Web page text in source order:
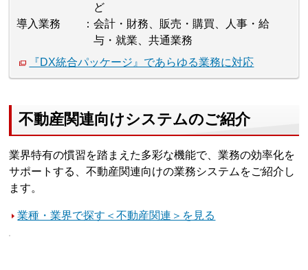
ど
導入業務
会計・財務、販売・購買、人事・給
与・就業、共通業務
『DX統合パッケージ』であらゆる業務に対応
不動産関連向けシステムのご紹介
業界特有の慣習を踏まえた多彩な機能で、業務の効率化を
サポートする、不動産関連向けの業務システムをご紹介し
ます。
業種・業界で探す＜不動産関連＞を見る